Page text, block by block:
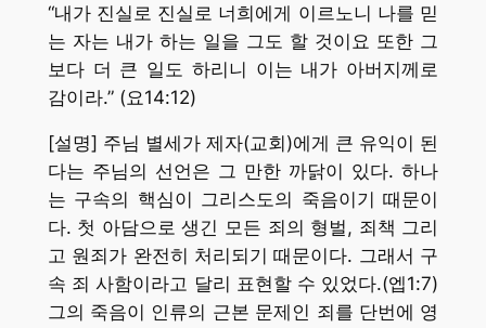
“내가 진실로 진실로 너희에게 이르노니 나를 믿
는 자는 내가 하는 일을 그도 할 것이요 또한 그
보다 더 큰 일도 하리니 이는 내가 아버지께로
감이라.” (요14:12)
[설명] 주님 별세가 제자(교회)에게 큰 유익이 된
다는 주님의 선언은 그 만한 까닭이 있다. 하나
는 구속의 핵심이 그리스도의 죽음이기 때문이
다. 첫 아담으로 생긴 모든 죄의 형벌, 죄책 그리
고 원죄가 완전히 처리되기 때문이다. 그래서 구
속 죄 사함이라고 달리 표현할 수 있었다.(엡1:7)
그의 죽음이 인류의 근본 문제인 죄를 단번에 영